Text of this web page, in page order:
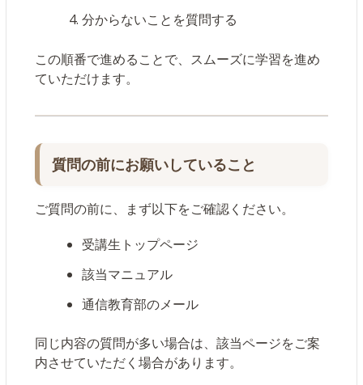
分からないことを質問する
この順番で進めることで、スムーズに学習を進め
ていただけます。
質問の前にお願いしていること
ご質問の前に、まず以下をご確認ください。
受講生トップページ
該当マニュアル
通信教育部のメール
同じ内容の質問が多い場合は、該当ページをご案
内させていただく場合があります。